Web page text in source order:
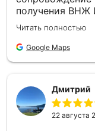
спокойном
ВНЖ получено.
получения ВНЖ
спасибо! За
чуткость 🌹, и
рекомендую!
Читать полностью
Google Maps
Дмитрий
22 августа